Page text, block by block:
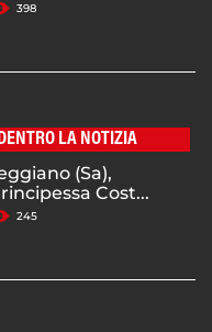
398
LA NOTIZIA
(Sa),
Cost...
245